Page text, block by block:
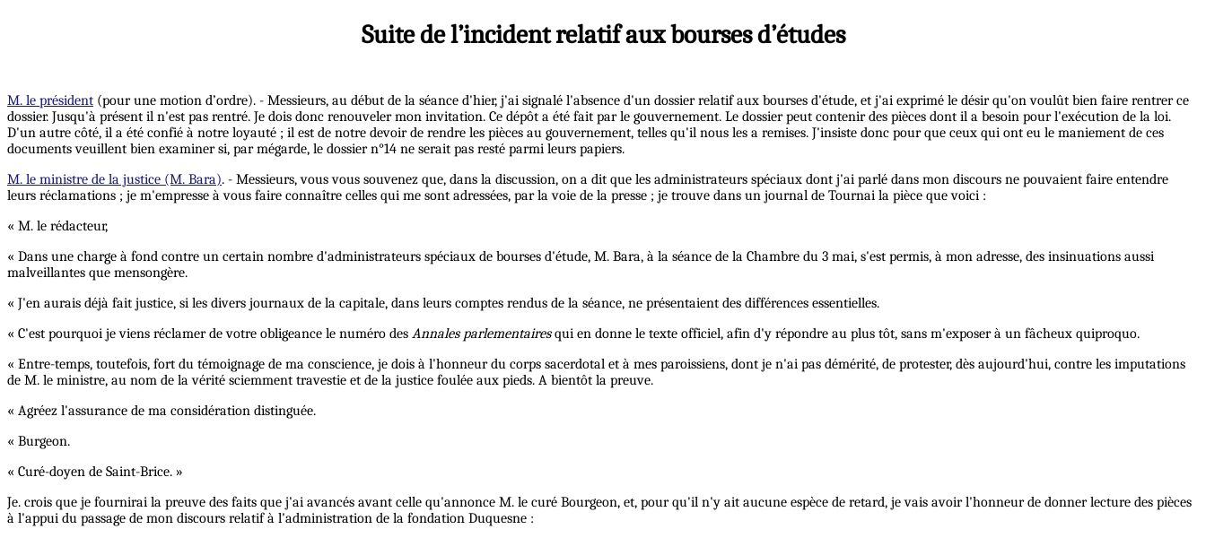
Suite de l’incident relatif aux bourses d’études
M. le président (pour une motion d’ordre). - Messieurs, au début de la séance d'hier, j'ai signalé l'absence d'un dossier relatif aux bourses d'étude, et j'ai exprimé le désir qu'on voulût bien faire rentrer ce
dossier. Jusqu'à présent il n'est pas rentré. Je dois donc renouveler mon invitation. Ce dépôt a été fait par le gouvernement. Le dossier peut contenir des pièces dont il a besoin pour l'exécution de la loi.
D'un autre côté, il a été confié à notre loyauté ; il est de notre devoir de rendre les pièces au gouvernement, telles qu'il nous les a remises. J'insiste donc pour que ceux qui ont eu le maniement de ces
documents veuillent bien examiner si, par mégarde, le dossier n°14 ne serait pas resté parmi leurs papiers.
M. le ministre de la justice (M. Bara). - Messieurs, vous vous souvenez que, dans la discussion, on a dit que les administrateurs spéciaux dont j'ai parlé dans mon discours ne pouvaient faire entendre
leurs réclamations ; je m'empresse à vous faire connaître celles qui me sont adressées, par la voie de la presse ; je trouve dans un journal de Tournai la pièce que voici :
« M. le rédacteur,
« Dans une charge à fond contre un certain nombre d'administrateurs spéciaux de bourses d'étude, M. Bara, à la séance de la Chambre du 3 mai, s'est permis, à mon adresse, des insinuations aussi
malveillantes que mensongère.
« J'en aurais déjà fait justice, si les divers journaux de la capitale, dans leurs comptes rendus de la séance, ne présentaient des différences essentielles.
« C'est pourquoi je viens réclamer de votre obligeance le numéro des Annales parlementairesqui en donne le texte officiel, afin d'y répondre au plus tôt, sans m'exposer à un fâcheux quiproquo.
« Entre-temps, toutefois, fort du témoignage de ma conscience, je dois à l'honneur du corps sacerdotal et à mes paroissiens, dont je n'ai pas démérité, de protester, dès aujourd'hui, contre les imputations
de M. le ministre, au nom de la vérité sciemment travestie et de la justice foulée aux pieds. A bientôt la preuve.
« Agréez l'assurance de ma considération distinguée.
« Burgeon.
« Curé-doyen de Saint-Brice. »
Je. crois que je fournirai la preuve des faits que j'ai avancés avant celle qu'annonce M. le curé Bourgeon, et, pour qu'il n'y ait aucune espèce de retard, je vais avoir l'honneur de donner lecture des pièces
à l'appui du passage de mon discours relatif à l'administration de la fondation Duquesne :